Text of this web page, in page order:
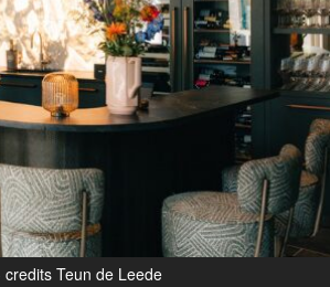
Teun de Leede